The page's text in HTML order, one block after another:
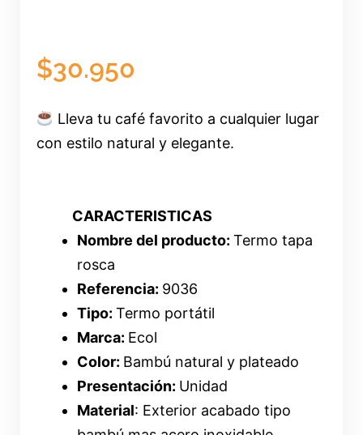
$30.950
Lleva tu café favorito a cualquier lugar
con estilo natural y elegante.
CARACTERISTICAS
Nombre del producto: Termo tapa
rosca
Referencia: 9036
Tipo: Termo portátil
Marca: Ecol
Color: Bambú natural y plateado
Presentación: Unidad
Material: Exterior acabado tipo